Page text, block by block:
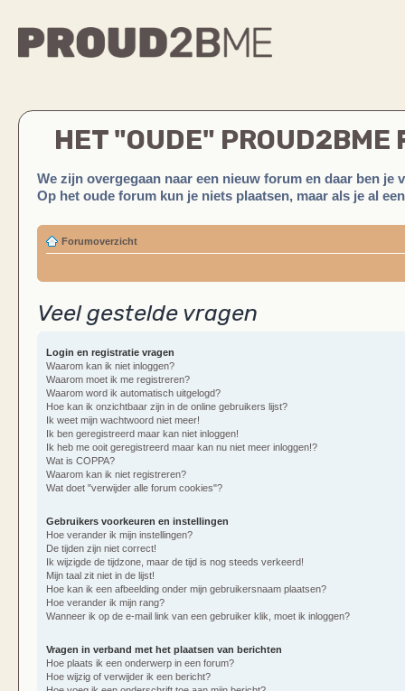
HET "OUDE" PROUD2BME
We zijn overgegaan naar een nieuw forum en daar ben je
Op het oude forum kun je niets plaatsen, maar als je al
Forumoverzicht
Veel gestelde vragen
Login en registratie vragen
Waarom kan ik niet inloggen?
Waarom moet ik me registreren?
Waarom word ik automatisch uitgelogd?
Hoe kan ik onzichtbaar zijn in de online gebruikers lijst?
Ik weet mijn wachtwoord niet meer!
Ik ben geregistreerd maar kan niet inloggen!
Ik heb me ooit geregistreerd maar kan nu niet meer inloggen!?
Wat is COPPA?
Waarom kan ik niet registreren?
Wat doet "verwijder alle forum cookies"?
Gebruikers voorkeuren en instellingen
Hoe verander ik mijn instellingen?
De tijden zijn niet correct!
Ik wijzigde de tijdzone, maar de tijd is nog steeds verkeerd!
Mijn taal zit niet in de lijst!
Hoe kan ik een afbeelding onder mijn gebruikersnaam plaatsen?
Hoe verander ik mijn rang?
Wanneer ik op de e-mail link van een gebruiker klik, moet ik inloggen?
Vragen in verband met het plaatsen van berichten
Hoe plaats ik een onderwerp in een forum?
Hoe wijzig of verwijder ik een bericht?